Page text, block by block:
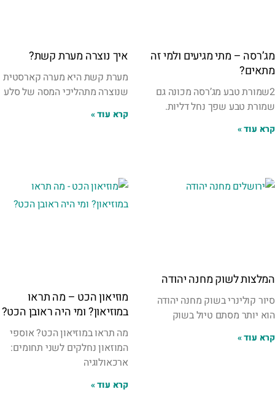
מג’רסה – מתי מגיעים ולמי זה
מתאים?
2שמורת טבע מג’רסה מכונה גם
שמורת טבע שפך נחל דליות.
קרא עוד »
איך נוצרה מערת קשת?
מערת קשת היא מערה קארסטית
שנוצרה מתהליכי המסה של סלע
קרא עוד »
המלצות לשוק מחנה יהודה
סיור קולינרי בשוק מחנה יהודה
הוא יותר מסתם טיול בשוק
קרא עוד »
מוזיאון הכט – מה תראו
במוזיאון? ומי היה ראובן הכט?
מה תראו במוזיאון הכט? אוספי
המוזאון נחלקים לשני תחומים:
ארכאולוגיה
קרא עוד »